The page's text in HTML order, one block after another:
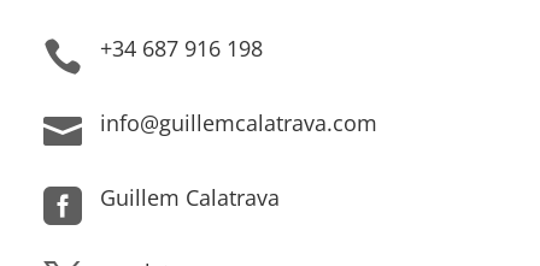
 +34 687 916 198
 info@guillemcalatrava.com
 Guillem Calatrava